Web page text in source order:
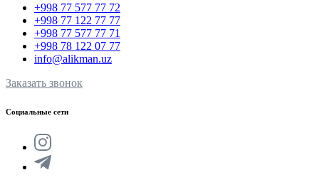
+998 77 577 77 72
+998 77 122 77 77
+998 77 577 77 71
+998 78 122 07 77
info@alikman.uz
Заказать звонок
Социальные сети